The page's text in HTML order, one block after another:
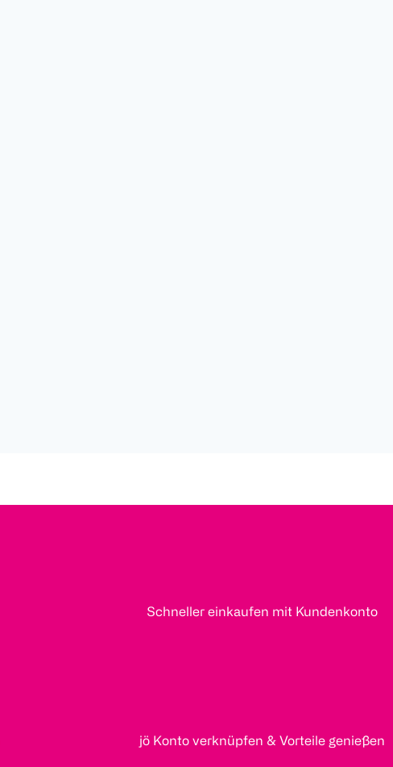
Schneller einkaufen mit Kundenkonto
jö Konto verknüpfen & Vorteile genießen